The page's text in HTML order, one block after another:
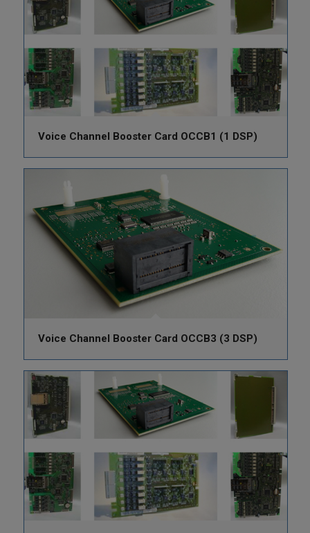
Voice Channel Booster Card OCCB1 (1 DSP)
Voice Channel Booster Card OCCB3 (3 DSP)